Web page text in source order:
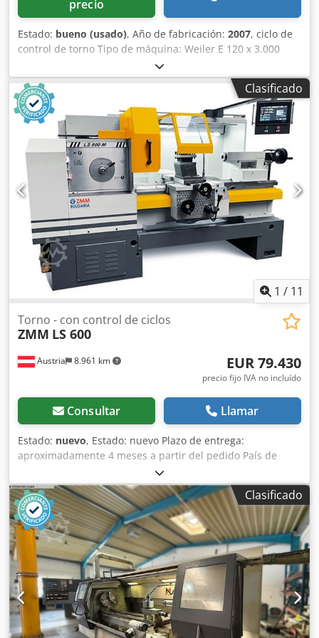
precio
Estado: bueno (usado), Año de fabricación: 2007, ciclo de
control de torno Tipo de máquina: Weiler E 120 x 3.000
Control: Weiler D3 Dedszizd Topfx Ah Ijwa Año de
construcción: 2007 Horas de funcionamento: ca. 41.000 h
DATOS TECNICOS Longitud máx. de torneado: 3.000 mm
Diámetro torneado: 830 mm Diámetro máx. de torneado
sobre el plano: 1.200 mm Bettbreite 600 mm Taladrado
mandril: 165 Spindelkopf DIN55027 Gr 15 Sujeción:
Forkardt 3KS 800mm Velocidad de rotación: 1 - 280 / 4 -
900 rpm Pasos mecanismo: 2 Momento de torsión: 8.000
Nm Número torretás revólver: 1 Sauter 4-Fach
Kopfrevolver für 140mm Aufnahmen Cabezal móvil
Diámetro caňa: 140 mm Carrera caňa : 400 mm Dotación
Rueda electrónica Hydraulisches Kraftspannfutter Forkardt
3KS 800mm Transpordador de astillas
Clasificado
1 / 11
Austria 8.961 km
Torno - con control de ciclos
ZMM LS 600
EUR 79.430
precio fijo IVA no incluído
Consultar Llamar
Estado: nuevo, Estado: nuevo Plazo de entrega:
aproximadamente 4 meses a partir del pedido País de
origen: Bulgaria Precio: 79 430 € Cuota de leasing: 1501,23
€ Diámetro máximo de torneado sobre el carro: 600 mm
Distancia entre centros: 1500 mm Altura entre centros: 300
mm Diámetro del orificio del husillo: 80 mm Diámetro
máximo de torneado sobre el carro transversal: 400 mm
Ancho del carro: 400 mm Cono del husillo / DIN 55027: 8
Cono del husillo: 90 MK Velocidad del husillo: variable en 3
niveles Velocidad del husillo: variable de 20 - 100, 80 - 400,
400 - RPM Avance longitudinal máximo: 8 m/min Avance
transversal máximo: 8 m/min Rango de ajuste del carro
transversal: 290 mm Diámetro del cono del contrapunto:
90 mm Cono del contrapunto: 5 MK Recorrido del cono del
Clasificado